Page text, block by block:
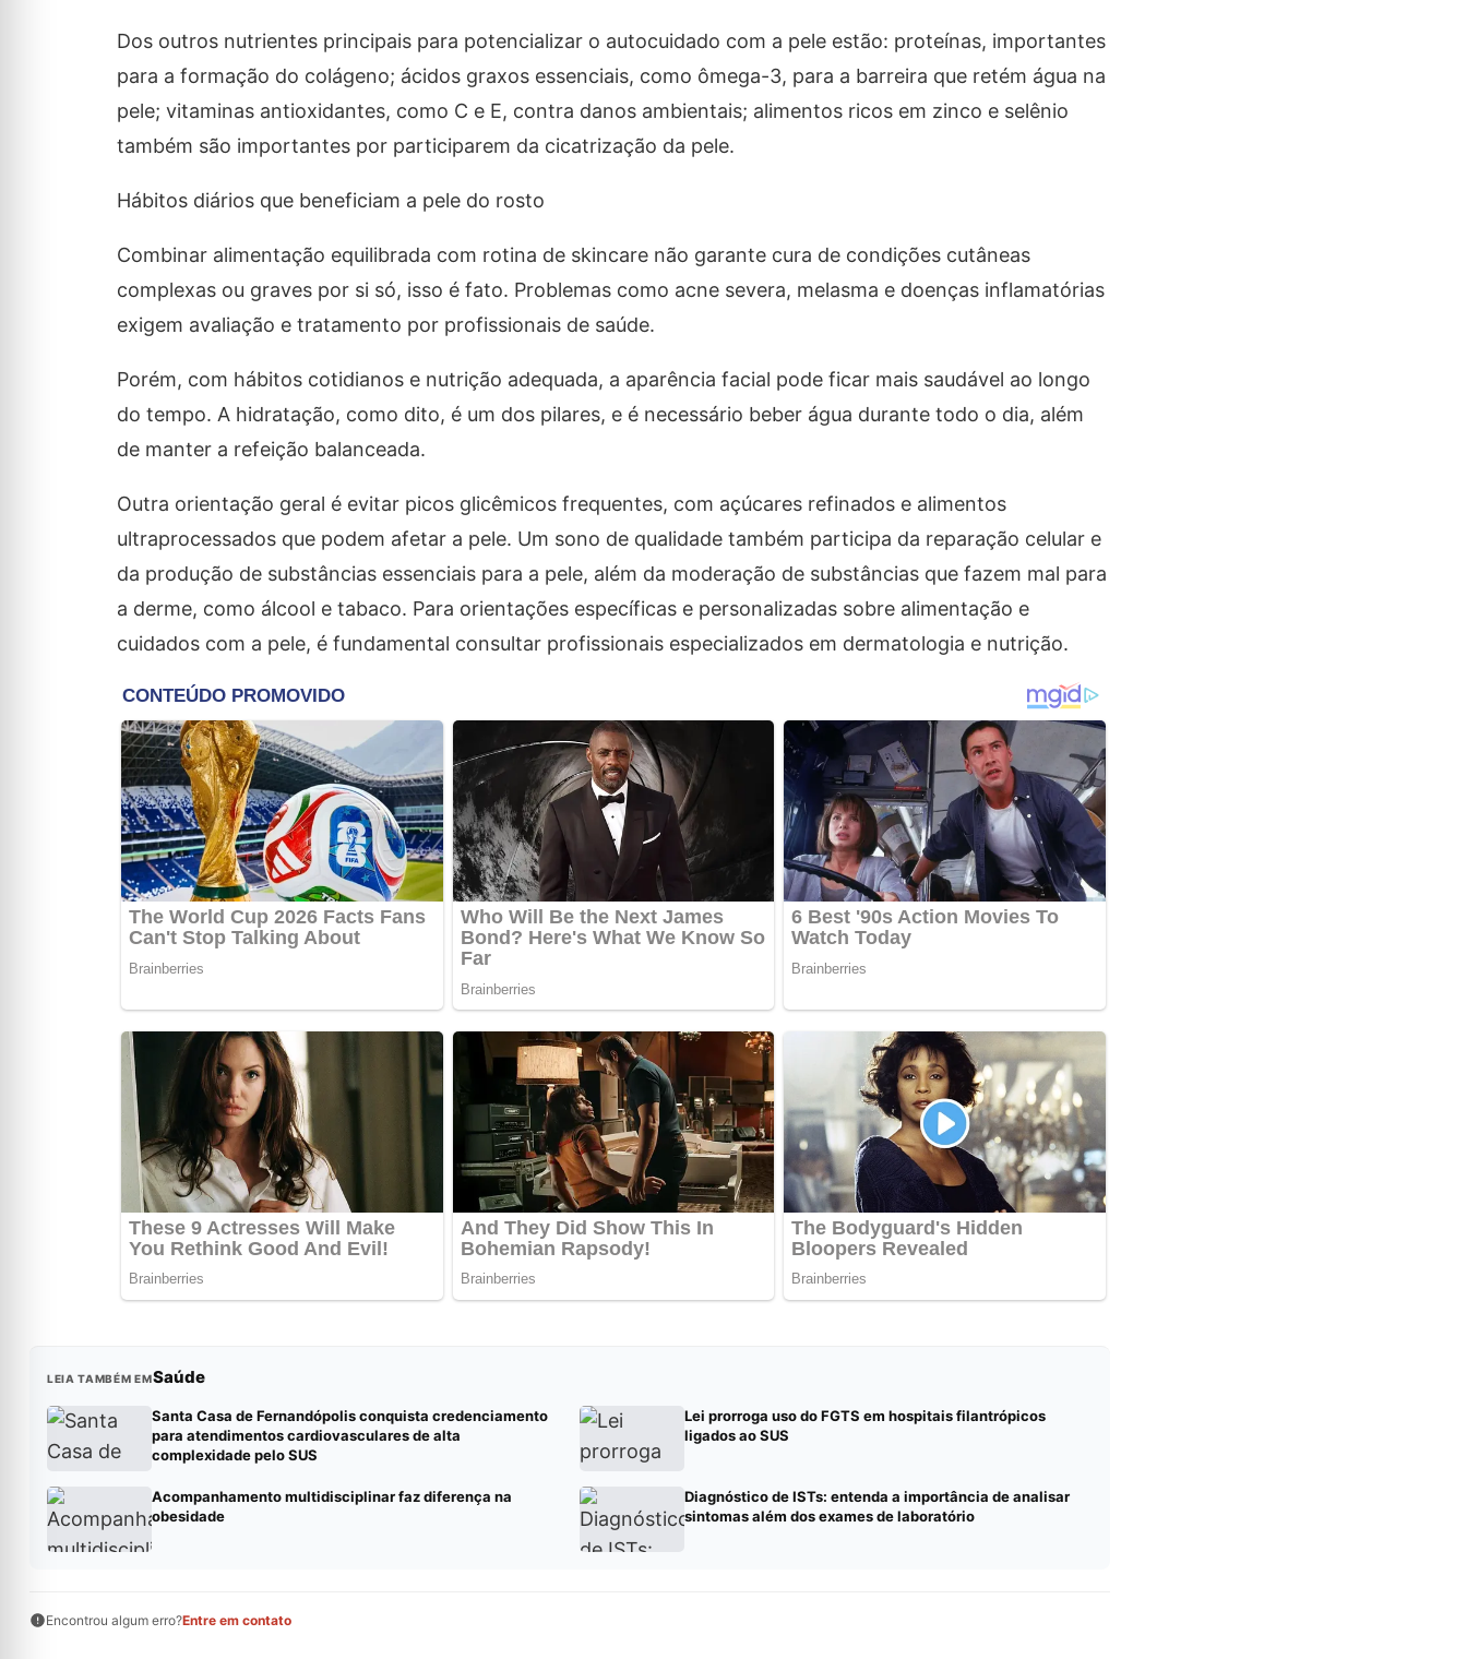
Dos outros nutrientes principais para potencializar o autocuidado com a pele estão: proteínas, importantes
para a formação do colágeno; ácidos graxos essenciais, como ômega-3, para a barreira que retém água na
pele; vitaminas antioxidantes, como C e E, contra danos ambientais; alimentos ricos em zinco e selênio
também são importantes por participarem da cicatrização da pele.
Hábitos diários que beneficiam a pele do rosto
Combinar alimentação equilibrada com rotina de skincare não garante cura de condições cutâneas
complexas ou graves por si só, isso é fato. Problemas como acne severa, melasma e doenças inflamatórias
exigem avaliação e tratamento por profissionais de saúde.
Porém, com hábitos cotidianos e nutrição adequada, a aparência facial pode ficar mais saudável ao longo
do tempo. A hidratação, como dito, é um dos pilares, e é necessário beber água durante todo o dia, além
de manter a refeição balanceada.
Outra orientação geral é evitar picos glicêmicos frequentes, com açúcares refinados e alimentos
ultraprocessados que podem afetar a pele. Um sono de qualidade também participa da reparação celular e
da produção de substâncias essenciais para a pele, além da moderação de substâncias que fazem mal para
a derme, como álcool e tabaco. Para orientações específicas e personalizadas sobre alimentação e
cuidados com a pele, é fundamental consultar profissionais especializados em dermatologia e nutrição.
LEIA TAMBÉM EMSaúde
Santa Casa de Fernandópolis conquista credenciamento
para atendimentos cardiovasculares de alta
complexidade pelo SUS
Lei prorroga uso do FGTS em hospitais filantrópicos
ligados ao SUS
Acompanhamento multidisciplinar faz diferença na
obesidade
Diagnóstico de ISTs: entenda a importância de analisar
sintomas além dos exames de laboratório
Encontrou algum erro?Entre em contato